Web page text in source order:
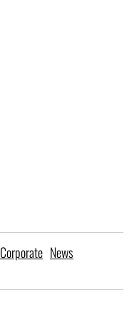
Corporate News